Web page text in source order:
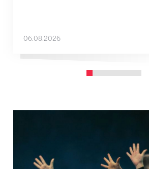
06.08.2026